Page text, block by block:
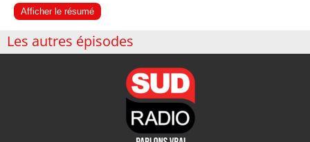
Afficher le résumé
Les autres épisodes